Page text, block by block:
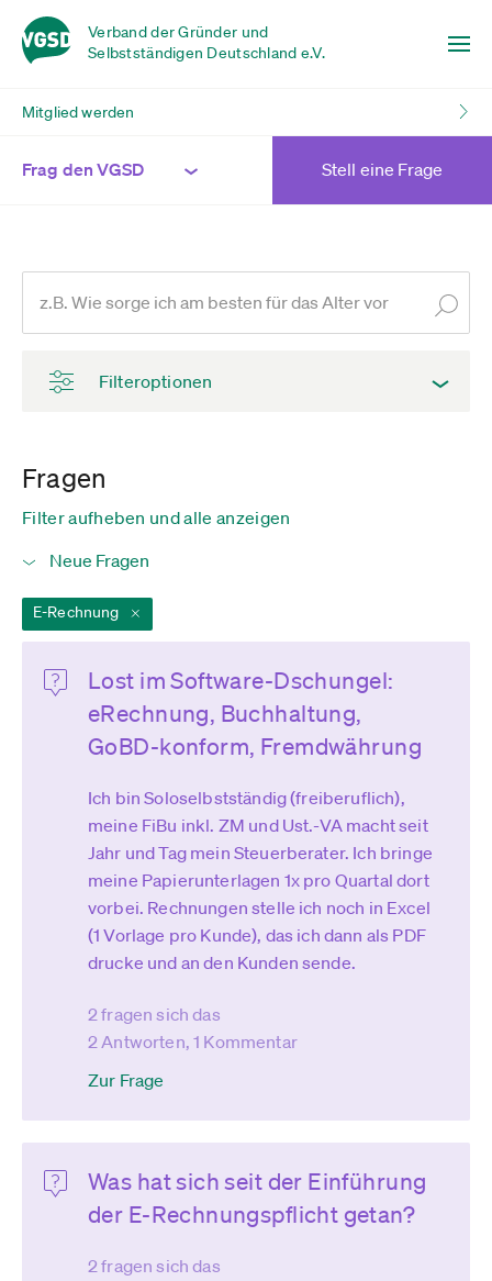
Verband der Gründer und
Selbstständigen Deutschland e.V.
Mitglied werden
Frag den VGSD Stell eine Frage
Filteroptionen
Fragen
Filter aufheben und alle anzeigen
E-Rechnung
Lost im Software-Dschungel:
eRechnung, Buchhaltung,
GoBD-konform, Fremdwährung
Ich bin Soloselbstständig (freiberuflich),
meine FiBu inkl. ZM und Ust.-VA macht seit
Jahr und Tag mein Steuerberater. Ich bringe
meine Papierunterlagen 1x pro Quartal dort
vorbei. Rechnungen stelle ich noch in Excel
(1 Vorlage pro Kunde), das ich dann als PDF
drucke und an den Kunden sende.
2 fragen sich das
2 Antworten, 1 Kommentar
Zur Frage
Was hat sich seit der Einführung
der E-Rechnungspflicht getan?
2 fragen sich das